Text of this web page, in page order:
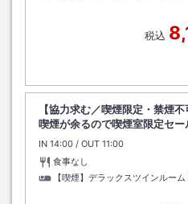
税込
【協力求む／喫煙限定・禁煙
喫煙が余るので喫煙室限定セー
IN チェックイン
14:00 / OUT チェックアウト
11:00
食事なし
【喫煙】デラックスツインルーム